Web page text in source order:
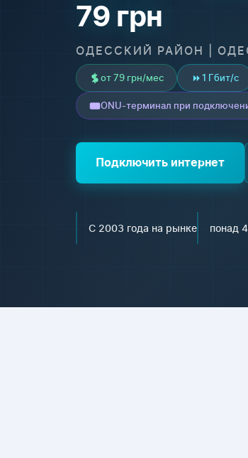
79 грн
ОДЕССКИЙ РАЙОН |
от 79 грн/мес 1 Гбит/с
ONU-терминал при
Подключить интернет
С 2003 года на рынке понад